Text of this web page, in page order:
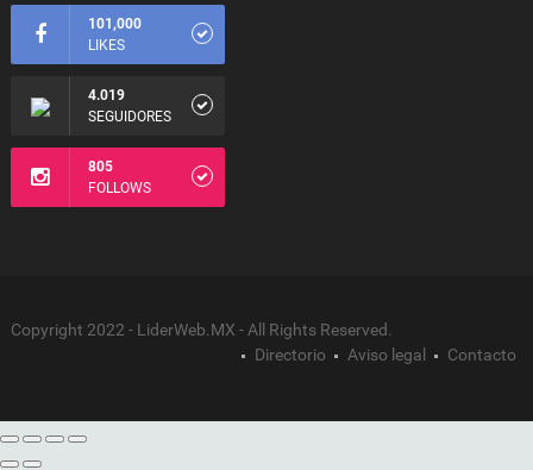
101,000
LIKES
4.019
SEGUIDORES
805
FOLLOWS
Copyright 2022 - LiderWeb.MX - All Rights Reserved.
Directorio
Aviso legal Contacto